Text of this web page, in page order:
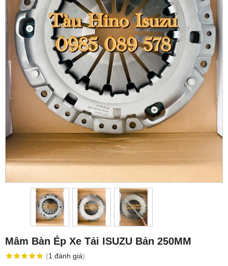
Mâm Bàn Ép Xe Tải ISUZU Bản 250MM
(1 đánh giá)